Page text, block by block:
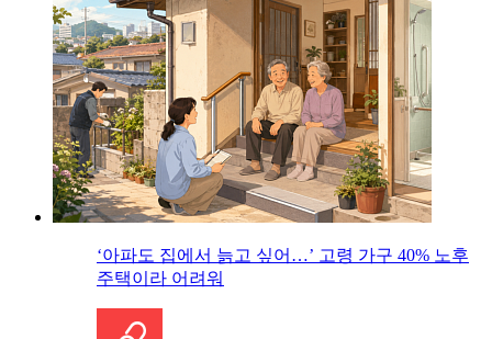
‘아파도 집에서 늙고 싶어…’ 고령 가구 40% 노후
주택이라 어려워